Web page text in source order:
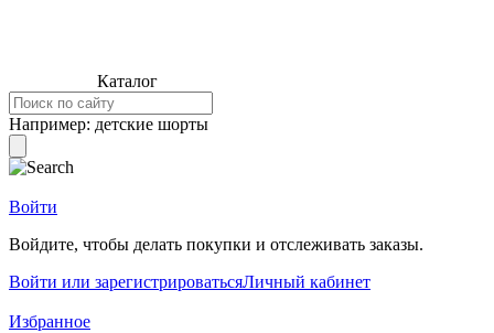
Каталог
Например: детские шорты
Войти
Войдите, чтобы делать покупки и отслеживать заказы.
Войти или зарегистрироватьсяЛичный кабинет
Избранное